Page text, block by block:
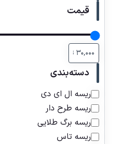
قیمت
دسته‌بندی
ریسه ال ای دی
ریسه طرح دار
ریسه برگ طلایی
ریسه تاس